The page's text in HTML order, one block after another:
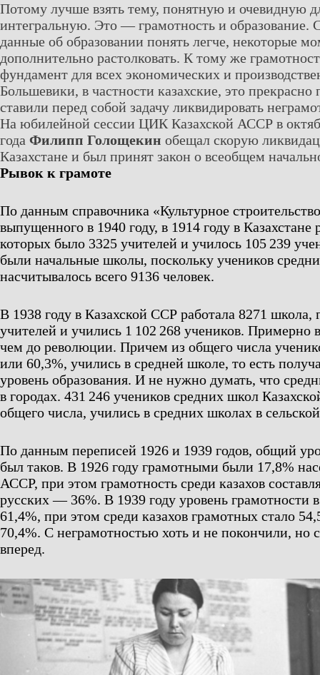
Потому лучше взять тему, понятную и очевидную
интегральную. Это — грамотность и образование.
данные об образовании понять легче, некоторые
дополнительно растолковать. К тому же
фундамент для всех экономических и
Большевики, в частности казахские, это
ставили перед собой задачу ликвидировать
На юбилейной сессии ЦИК Казахской АССР в
года Филипп Голощекин обещал скорую
Казахстане и был принят закон о всеобщем
Рывок к грамоте
По данным справочника «Культурное
выпущенного в 1940 году, в 1914 году в Казахстане
которых было 3325 учителей и училось 105 239
были начальные школы, поскольку учеников
насчитывалось всего 9136 человек.
В 1938 году в Казахской ССР работала 8271 школа,
учителей и учились 1 102 268 учеников. Примерно
чем до революции. Причем из общего числа
или 60,3%, учились в средней школе, то есть
уровень образования. И не нужно думать, что
в городах. 431 246 учеников средних школ
общего числа, учились в средних школах в
По данным переписей 1926 и 1939 годов, общий
был таков. В 1926 году грамотными были 17,8%
АССР, при этом грамотность среди казахов
русских — 36%. В 1939 году уровень грамотности
61,4%, при этом среди казахов грамотных стало
70,4%. С неграмотностью хоть и не покончили, но
вперед.